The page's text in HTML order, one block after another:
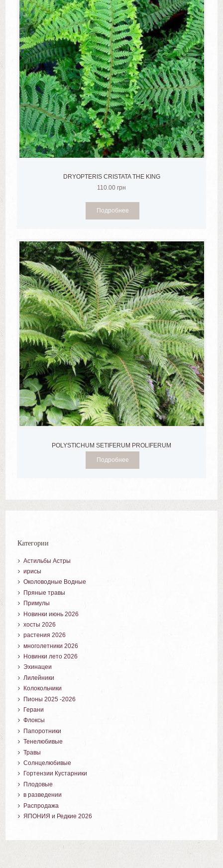
DRYOPTERIS CRISTATA THE KING
110.00 грн
Подробнее
POLYSTICHUM SETIFERUM PROLIFERUM
Подробнее
Категории
Астильбы Астры
ирисы
Околоводные Водные
Пряные травы
Примулы
Новинки июнь 2026
хосты 2026
растения 2026
многолетники 2026
Новинки лето 2026
Эхинацеи
Лилейники
Колокольчики
Пионы 2025 -2026
Герани
Флоксы
Папоротники
Тенелюбивые
Травы
Солнцелюбивые
Гортензии Кустарники
Плодовые
в разведении
Распродажа
ЯПОНИЯ и Редкие 2026